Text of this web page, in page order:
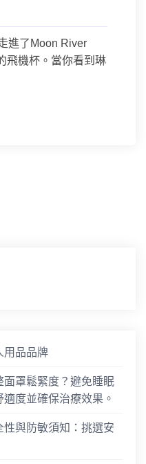
進了Moon River
飛機杯。當你看到琳
用品品牌
面罩鬆緊度？避免睡眠
度並確保治療效果。
性與防敏須知：挑選安